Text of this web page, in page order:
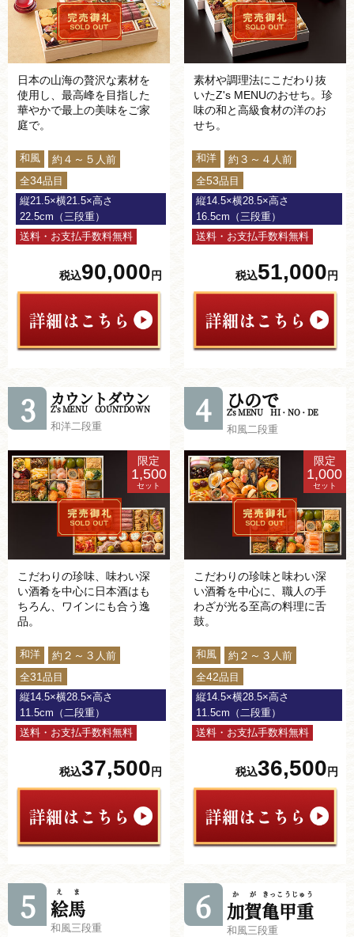
日本の山海の贅沢な素材を
使用し、最高峰を目指した
華やかで最上の美味をご家
庭で。
和風 約 ４～５ 人前
全34品目
縦21.5×横21.5×高さ
22.5cm（三段重）
送料・お支払手数料無料
税込90,000 円
素材や調理法にこだわり抜
いたZ's MENUのおせち。珍
味の和と高級食材の洋のお
せち。
和洋 約 ３～４ 人前
全53品目
縦14.5×横28.5×高さ
16.5cm（三段重）
送料・お支払手数料無料
税込51,000 円
3 カウントダウン
Z's MENU COUNTDOWN
和洋二段重
限定
1,500
セット
こだわりの珍味、味わい深
い酒肴を中心に日本酒はも
ちろん、ワインにも合う逸
品。
和洋 約 ２～３ 人前
全31 品目
縦14.5×横28.5×高さ
11.5cm（二段重）
送料・お支払手数料無料
税込37,500 円
4 ひので
Z's MENU HI・NO・DE
和風二段重
限定
1,000
セット
こだわりの珍味と味わい深
い酒肴を中心に、職人の手
わざが光る至高の料理に舌
鼓。
和風 約 ２～３ 人前
全42品目
縦14.5×横28.5×高さ
11.5cm（二段重）
送料・お支払手数料無料
税込36,500 円
5 絵馬
えま
和風三段重
6 加賀
かが
亀甲重
きっこうじゅう
和風三段重